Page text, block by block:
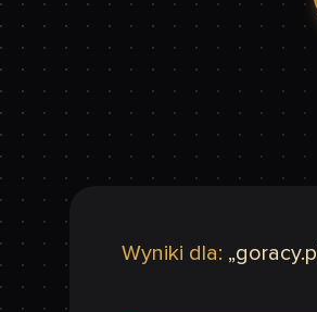
Wyniki dla: „goracy.pl